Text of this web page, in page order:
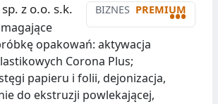
BIZNES PREMIUM
•••
z o.o. s.k.
opakowań: aktywacja
Corona Plus;
papieru i folii, dejonizacja,
do ekstruzji powlekającej,